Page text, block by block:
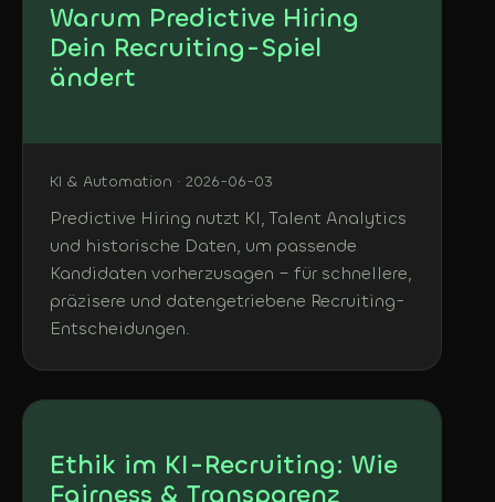
Warum Predictive Hiring
Dein Recruiting-Spiel
ändert
KI & Automation · 2026-06-03
Predictive Hiring nutzt KI, Talent Analytics
und historische Daten, um passende
Kandidaten vorherzusagen – für schnellere,
präzisere und datengetriebene Recruiting-
Entscheidungen.
Ethik im KI-Recruiting: Wie
Fairness & Transparenz